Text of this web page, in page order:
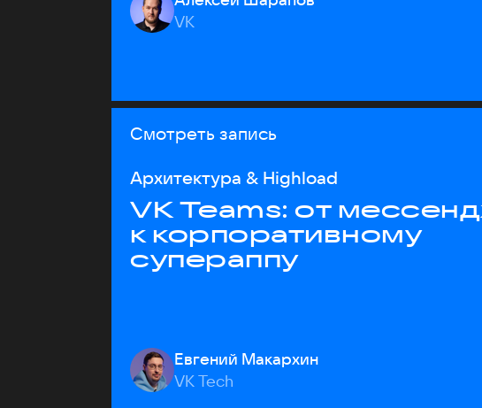
VK
Смотреть запись
Архитектура & Highload
VK Teams: от
к корпоративному
супераппу
Евгений Макархин
VK Tech